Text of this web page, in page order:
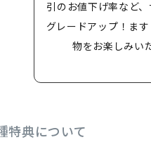
引のお値下げ率など
グレードアップ！ま
物をお楽しみい
特典について